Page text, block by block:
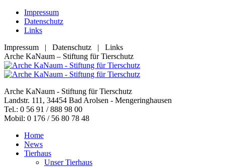
Zum
Inhalt
springen
Impressum
Datenschutz
Links
Impressum | Datenschutz | Links
Facebook
page
opens
new
window
YouTube
page
opens
new
window
RSS
page
opens
new
window
E-
Mail
page
in
new
window
Arche KaNaum – Stiftung für Tierschutz
Arche KaNaum - Stiftung für Tierschutz
Landstr. 111, 34454 Bad Arolsen - Mengeringhausen
Tel.: 0 56 91 / 888 98 00
Mobil: 0 176 / 56 80 78 48
Home
News
Tierhaus
Unser Tierhaus